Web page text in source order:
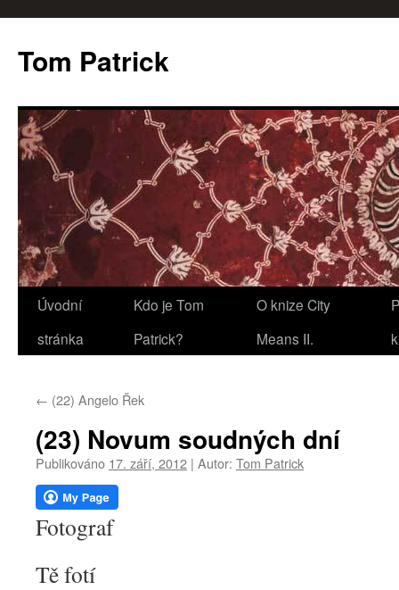
Tom Patrick
Přejít
webu
Úvodní
stránka
Kdo je Tom
Patrick?
O knize City
Means II.
← (22) Angelo Řek
(23) Novum soudných dní
Publikováno 17. září, 2012 | Autor: Tom Patrick
Fotograf
Tě fotí